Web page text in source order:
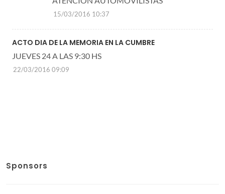
15/03/2016 10:37
ACTO DIA DE LA MEMORIA EN LA CUMBRE
JUEVES 24 A LAS 9:30 HS
22/03/2016 09:09
Sponsors